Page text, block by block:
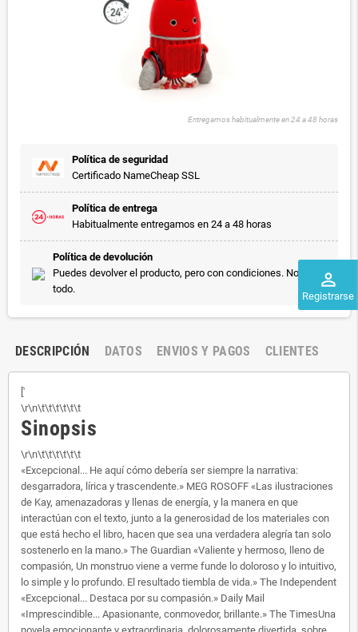
perm_identity
Registrarse
Entregamos habitualmente en 24 a 48 horas
Política de seguridad
Certificado NameCheap SSL
Política de entrega
Habitualmente entregamos en 24 a 48 horas
Política de devolución
Puedes devolver el producto, pero con condiciones. No vale
todo.
DESCRIPCIÓN DATOS ENVIOS Y PAGOS CLIENTES
['
\r\n\t\t\t\t\t\t
Sinopsis
\r\n\t\t\t\t\t\t
«Excepcional... He aquí cómo debería ser siempre la narrativa:
desgarradora, lírica y trascendente.» MEG ROSOFF «Las ilustraciones
de Kay, amenazadoras y llenas de energía, y la manera en que
interactúan con el texto, junto a la generosidad de los materiales con
que está hecho el libro, hacen que sea una verdadera alegría tan solo
sostenerlo en la mano.» The Guardian «Valiente y hermoso, lleno de
compasión, Un monstruo viene a verme funde lo doloroso y lo intuitivo,
lo simple y lo profundo. El resultado tiembla de vida.» The Independent
«Excepcional... Destaca por su compasión.» Daily Mail
«Imprescindible... Apasionante, conmovedor, brillante.» The TimesUna